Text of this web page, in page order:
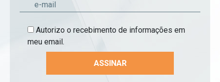
Autorizo o recebimento de informações em
meu email.